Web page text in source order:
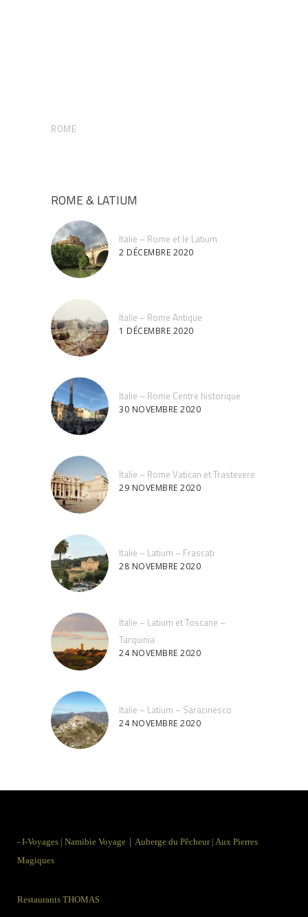
ROME
ROME & LATIUM
Italie – Rome et le Latium
2 DÉCEMBRE 2020
Italie – Rome Antique
1 DÉCEMBRE 2020
Italie – Rome Centre historique
30 NOVEMBRE 2020
Italie – Rome Vatican et Trastevere
29 NOVEMBRE 2020
Italie – Latium – Frascati
28 NOVEMBRE 2020
Italie – Latium et Toscane –
Tarquinia
24 NOVEMBRE 2020
Italie – Latium – Saracinesco
24 NOVEMBRE 2020
- I-Voyages | Namibie Voyage | Auberge du Pêcheur | Aux Pierres
Magiques
Restaurants THOMAS